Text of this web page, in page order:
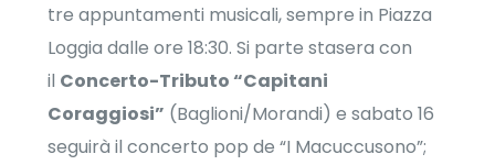
tre appuntamenti musicali, sempre in Piazza
Loggia dalle ore 18:30. Si parte stasera con
il Concerto-Tributo “Capitani
Coraggiosi” (Baglioni/Morandi) e sabato 16
seguirà il concerto pop de “I Macuccusono”;